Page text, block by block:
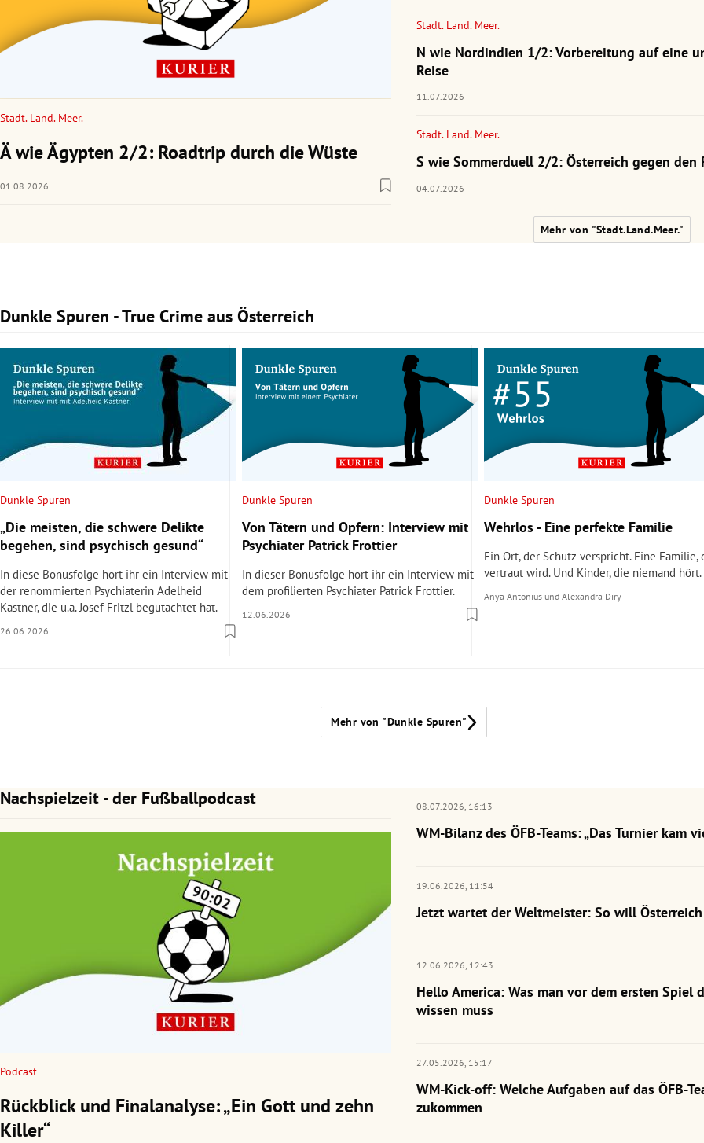
Stadt. Land. Meer.
Ä wie Ägypten 2/2: Roadtrip durch die Wüste
01.08.2026
Stadt. Land. Meer.
N wie Nordindien 1/2: Vorbereitung auf eine
Reise
11.07.2026
Stadt. Land. Meer.
S wie Sommerduell 2/2: Österreich gegen den
04.07.2026
Mehr von "Stadt.Land.Meer."
Dunkle Spuren - True Crime aus Österreich
Slide 1 von 3
Dunkle Spuren
„Die meisten, die schwere Delikte
begehen, sind psychisch gesund“
In diese Bonusfolge hört ihr ein Interview mit
der renommierten Psychiaterin Adelheid
Kastner, die u.a. Josef Fritzl begutachtet hat.
26.06.2026
Dunkle Spuren
Von Tätern und Opfern: Interview mit
Psychiater Patrick Frottier
In dieser Bonusfolge hört ihr ein Interview mit
dem profilierten Psychiater Patrick Frottier.
12.06.2026
Dunkle Spuren
Wehrlos - Eine perfekte Familie
Ein Ort, der Schutz verspricht. Eine Familie,
vertraut wird. Und Kinder, die niemand hört.
Anya Antonius und Alexandra Diry
Mehr von "Dunkle Spuren"
Nachspielzeit - der Fußballpodcast
Podcast
Rückblick und Finalanalyse: „Ein Gott und zehn
Killer“
08.07.2026, 16:13
WM-Bilanz des ÖFB-Teams: „Das Turnier kam
19.06.2026, 11:54
Jetzt wartet der Weltmeister: So will
12.06.2026, 12:43
Hello America: Was man vor dem ersten Spiel
wissen muss
27.05.2026, 15:17
WM-Kick-off: Welche Aufgaben auf das ÖFB-
zukommen